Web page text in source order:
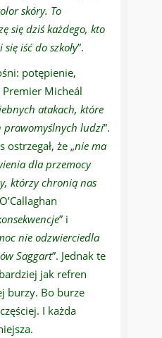
skóry. To
się dziś każdego, kto
iść do szkoły”.
potępienie,
Micheál
atakach, które
prawomyślnych ludzi”.
że „nie ma
dla przemocy
którzy chronią nas
” i
nie odzwierciedla
Saggart”. Jednak te
jak refren
burzy. Bo burze
I każda